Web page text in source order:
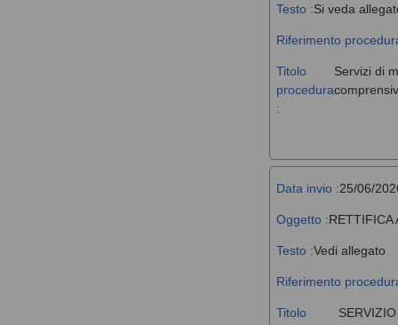
Testo :Si veda
Riferimento
Titolo
procedura
:
Servizi di
Data invio :25/06/
Oggetto :RETTIFICA
Testo :Vedi allegato
Riferimento
Titolo